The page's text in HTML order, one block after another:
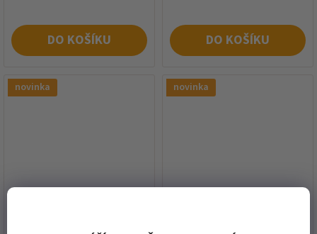
DO KOŠÍKU DO KOŠÍKU
novinka novinka